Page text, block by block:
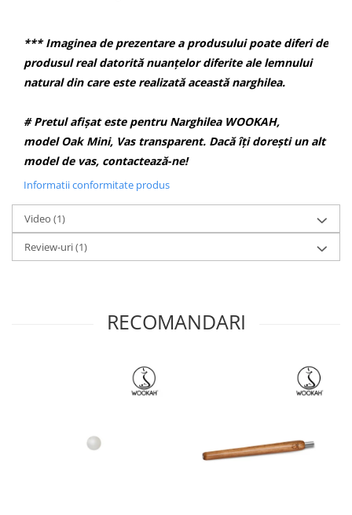
*** Imaginea de prezentare a produsului poate diferi de
produsul real datorită nuanțelor diferite ale lemnului
natural din care este realizată această narghilea.
# Pretul afișat este pentru Narghilea WOOKAH,
model Oak Mini, Vas transparent. Dacă îți dorești un alt
model de vas, contactează-ne!
Informatii conformitate produs
Video (1)
Review-uri(1)
RECOMANDARI